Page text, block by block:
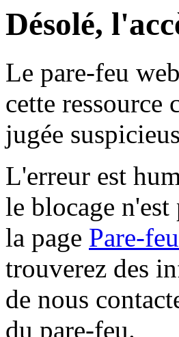
Désolé,
Le pare-feu
cette ressource
jugée
L'erreur est
le blocage
la page Pare-
trouverez des
de nous
du pare-feu.